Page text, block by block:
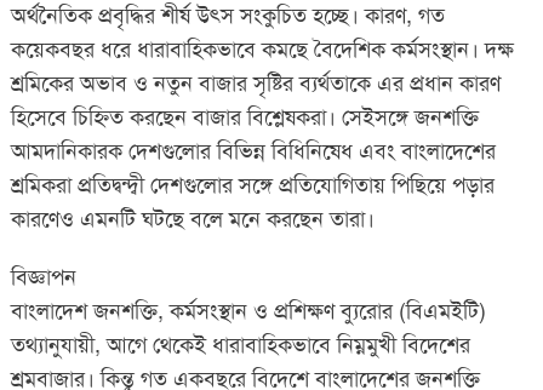
অর্থনৈতিক প্রবৃদ্ধির শীর্ষ উৎস সংকুচিত হচ্ছে। কারণ, গত
কয়েকবছর ধরে ধারাবাহিকভাবে কমছে বৈদেশিক কর্মসংস্থান। দক্ষ
শ্রমিকের অভাব ও নতুন বাজার সৃষ্টির ব্যর্থতাকে এর প্রধান কারণ
হিসেবে চিহ্নিত করছেন বাজার বিশ্লেষকরা। সেইসঙ্গে জনশক্তি
আমদানিকারক দেশগুলোর বিভিন্ন বিধিনিষেধ এবং বাংলাদেশের
শ্রমিকরা প্রতিদ্বন্দ্বী দেশগুলোর সঙ্গে প্রতিযোগিতায় পিছিয়ে পড়ার
কারণেও এমনটি ঘটছে বলে মনে করছেন তারা।
বিজ্ঞাপন
বাংলাদেশ জনশক্তি, কর্মসংস্থান ও প্রশিক্ষণ ব্যুরোর (বিএমইটি)
তথ্যানুযায়ী, আগে থেকেই ধারাবাহিকভাবে নিম্নমুখী বিদেশের
শ্রমবাজার। কিন্তু গত একবছরে বিদেশে বাংলাদেশের জনশক্তি